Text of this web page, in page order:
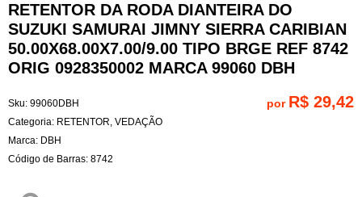
RETENTOR DA RODA DIANTEIRA DO
SUZUKI SAMURAI JIMNY SIERRA CARIBIAN
50.00X68.00X7.00/9.00 TIPO BRGE REF 8742
ORIG 0928350002 MARCA 99060 DBH
Sku: 99060DBH
Categoria: RETENTOR VEDAÇÃO
Marca: DBH
Código de Barras: 8742
por R$ 29,42